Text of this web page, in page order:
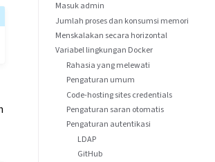
Masuk admin
Jumlah proses dan konsumsi memori
Menskalakan secara horizontal
Variabel lingkungan Docker
Rahasia yang melewati
Pengaturan umum
Code-hosting sites credentials
Pengaturan saran otomatis
Pengaturan autentikasi
LDAP
GitHub